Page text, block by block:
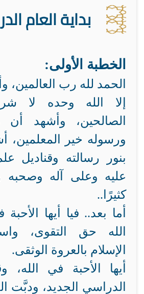
بداية العام
الخطبة الأولى:
الحمد لله رب العالمين،
إلا الله وحده لا
الصالحين، وأشهد
ورسوله خير
بنور رسالته وقناديل
عليه وعلى آله وصحبه
كثيرًا..
أما بعد.. فيا أيها الأحبة
الله حق التقوى،
الإسلام بالعروة الوثقى.
أيها الأحبة في الله،
الدراسي الجديد، ودبَّت